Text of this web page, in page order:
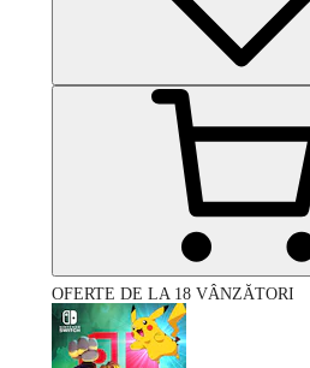
OFERTE DE LA 18 VÂNZĂTORI